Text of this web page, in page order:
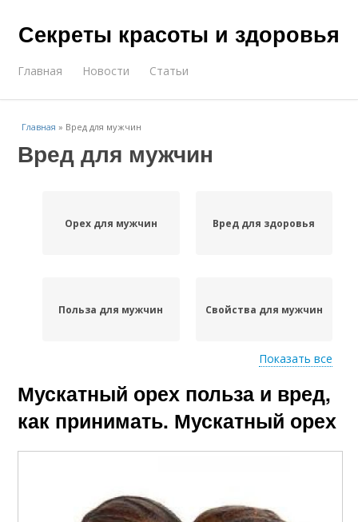
Секреты красоты и здоровья
Главная Новости Статьи
Главная » Вред для мужчин
Вред для мужчин
Орех для мужчин Вред для здоровья
Польза для мужчин Свойства для мужчин
Вред от применения
Подсолнух для
мужчин
Показать все
Мускатный орех польза и вред,
как принимать. Мускатный орех